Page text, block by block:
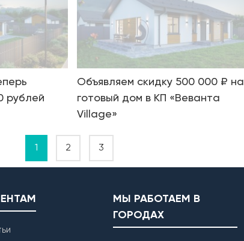
рублей
Объявляем скидку 500 000 ₽ на
готовый дом в КП «Веванта
Village»
1 2 3
МЫ РАБОТАЕМ В
ГОРОДАХ